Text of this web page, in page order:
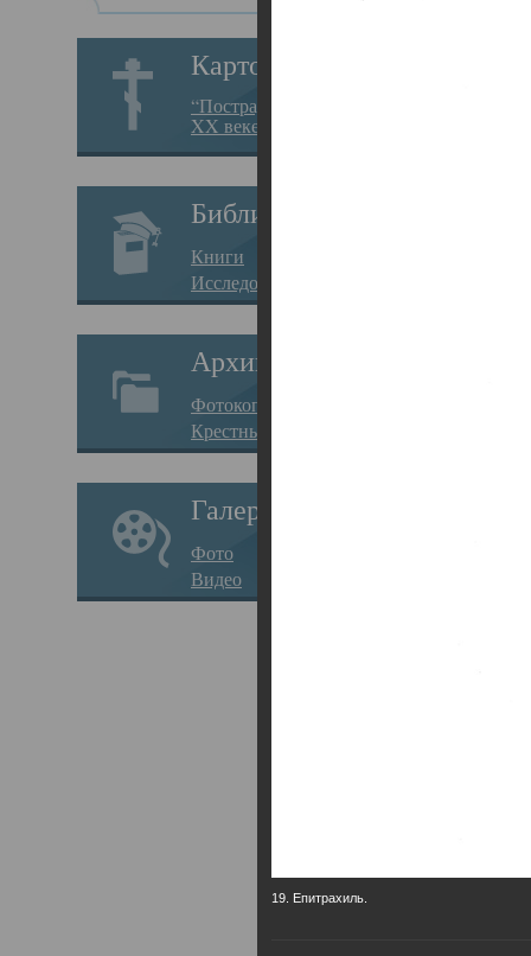
Картотека
“Пострадавшие за веру в
XX веке на Севере”
Библиотека
Книги
Исследования
Архив
Фотокопии дел
Крестные ходы
Галерея
Фото
Видео
19. Епитрахиль.